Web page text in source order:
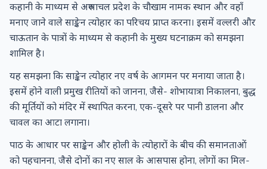
कहानी के माध्यम से अरुणाचल प्रदेश के चौखाम नामक स्थान और वहाँ
मनाए जाने वाले साङ्केन त्योहार का परिचय प्राप्त करना। इसमें वल्लरी और
चाऊतान के पात्रों के माध्यम से कहानी के मुख्य घटनाक्रम को समझना
शामिल है।
यह समझना कि साङ्केन त्योहार नए वर्ष के आगमन पर मनाया जाता है।
इसमें होने वाली प्रमुख रीतियों को जानना, जैसे- शोभायात्रा निकालना, बुद्ध
की मूर्तियों को मंदिर में स्थापित करना, एक-दूसरे पर पानी डालना और
चावल का आटा लगाना।
पाठ के आधार पर साङ्केन और होली के त्योहारों के बीच की समानताओं
को पहचानना, जैसे दोनों का नए साल के आसपास होना, लोगों का मिल-